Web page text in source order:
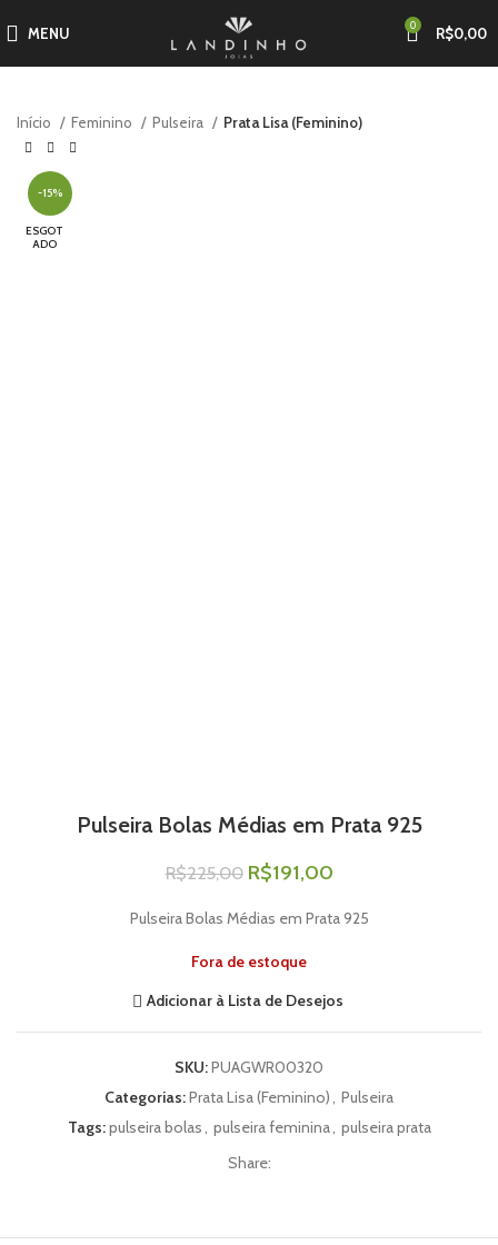
MENU 0 R$0,00
Início Feminino Pulseira Prata Lisa (Feminino)
-15%
ESGOT
ADO
Pulseira Bolas Médias em Prata 925
R$225,00 R$191,00
Pulseira Bolas Médias em Prata 925
Fora de estoque
Adicionar à Lista de Desejos
SKU:PUAGWR00320
Categorias:Prata Lisa (Feminino), Pulseira
Tags:pulseira bolas, pulseira feminina, pulseira prata
Share: